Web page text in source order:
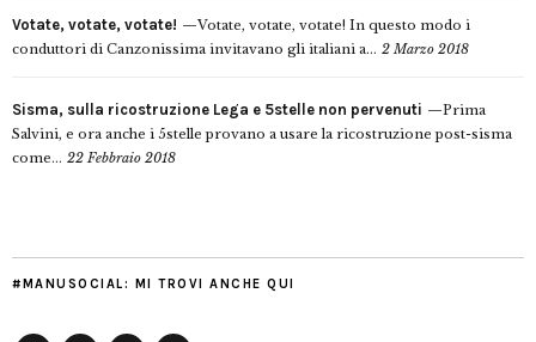
Votate, votate, votate!
Votate, votate, votate! In questo modo i
conduttori di Canzonissima invitavano gli italiani a... 2 Marzo 2018
Sisma, sulla ricostruzione Lega e 5stelle non pervenuti
Prima
Salvini, e ora anche i 5stelle provano a usare la ricostruzione post-sisma
come... 22 Febbraio 2018
#MANUSOCIAL: MI TROVI ANCHE QUI